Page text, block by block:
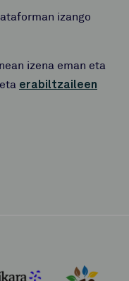
izango
izena eman eta
eta erabiltzaileen